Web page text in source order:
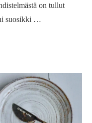
on tullut
suosikki …